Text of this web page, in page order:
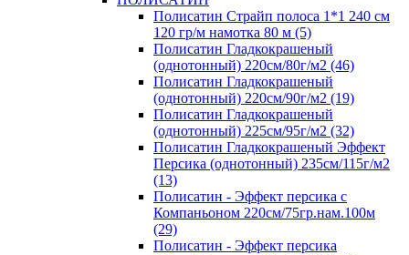
Полисатин Страйп полоса 1*1 240 см
120 гр/м намотка 80 м (5)
Полисатин Гладкокрашеный
(однотонный) 220см/80г/м2 (46)
Полисатин Гладкокрашеный
(однотонный) 220см/90г/м2 (19)
Полисатин Гладкокрашеный
(однотонный) 225см/95г/м2 (32)
Полисатин Гладкокрашеный Эффект
Персика (однотонный) 235см/115г/м2
(13)
Полисатин - Эффект персика с
Компаньоном 220см/75гр.нам.100м
(29)
Полисатин - Эффект персика